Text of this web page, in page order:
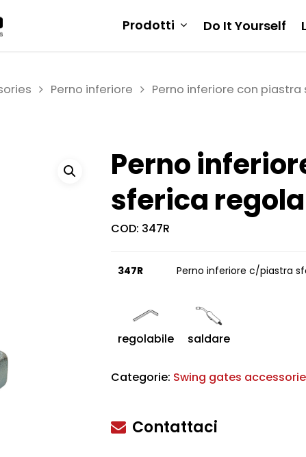
uscire
Prodotti Do It Yourself
Perno inferiore Perno inferiore con
Perno
sferica
COD: 347R
347R Perno inferiore c/piastra
regolabile saldare
Categorie: Swing gates
Contattaci